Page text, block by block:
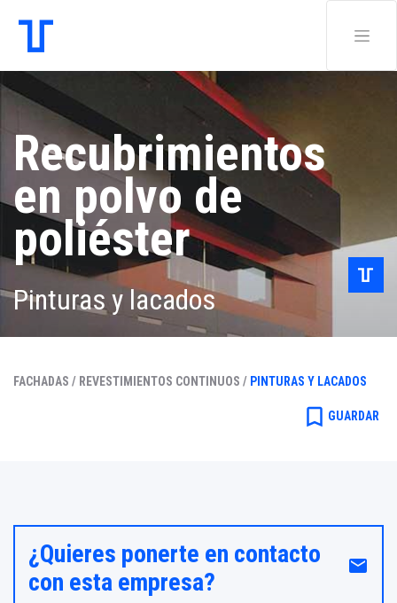
Recubrimientos
en polvo de
poliéster
Pinturas y lacados
FACHADAS / REVESTIMIENTOS CONTINUOS / PINTURAS Y LACADOS
bookmark_border GUARDAR
¿Quieres ponerte en contacto
con esta empresa?
email